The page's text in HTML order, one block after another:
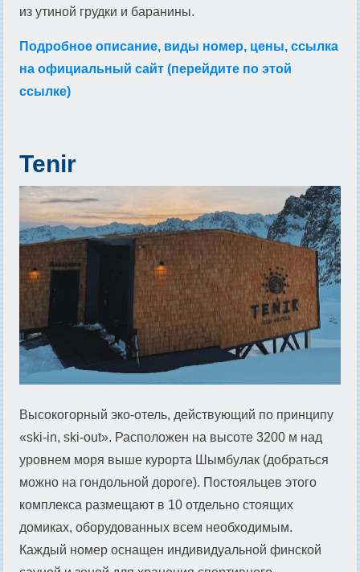
из утиной грудки и баранины.
Подробное описание, виды номер, цены, ссылка
на официальный сайт (перейдите по этой
ссылке)
Tenir
Высокогорный эко-отель, действующий по принципу
«ski-in, ski-out». Расположен на высоте 3200 м над
уровнем моря выше курорта Шымбулак (добраться
можно на гондольной дороге). Постояльцев этого
комплекса размещают в 10 отдельно стоящих
домиках, оборудованных всем необходимым.
Каждый номер оснащен индивидуальной финской